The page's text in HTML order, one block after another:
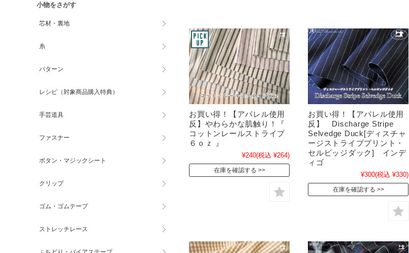
お買い得！【アパレル使用
反】やわらかな肌触り！『
コットンレールストライプ
６ｏｚ 』
¥240(税込 ¥264)
在庫を確認する
お買い得！【アパレル使用
反】 Discharge Stripe
Selvedge Duck[ディスチャ
ージストライププリント・
セルビッジダック] インデ
ィゴ
¥300(税込 ¥330)
在庫を確認する
小物をさがす
芯材・裏地
糸
パターン
レシピ（対象商品購入特典）
手芸道具
ファスナー
ボタン・マジックシート
クリップ
ゴム・ゴムテープ
ストレッチレース